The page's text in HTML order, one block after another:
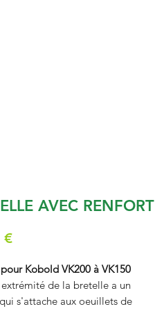
AVEC RENFORT
€Prix
Kobold VK200 à VK150
de la bretelle a un
s'attache aux oeuillets de